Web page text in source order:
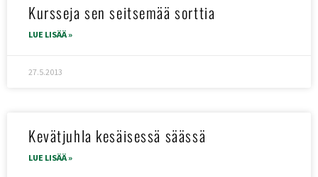
Kursseja sen seitsemää sorttia
LUE LISÄÄ »
27.5.2013
Kevätjuhla kesäisessä säässä
LUE LISÄÄ »